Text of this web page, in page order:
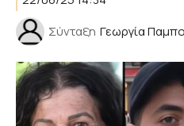
Σύνταξη Γεωργία